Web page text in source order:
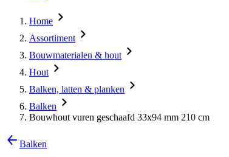
Home
Assortiment
Bouwmaterialen & hout
Hout
Balken, latten & planken
Balken
Bouwhout vuren geschaafd 33x94 mm 210 cm
Balken